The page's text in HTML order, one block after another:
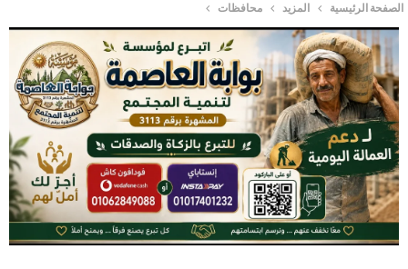
الصفحة الرئيسية المزيد محافظات